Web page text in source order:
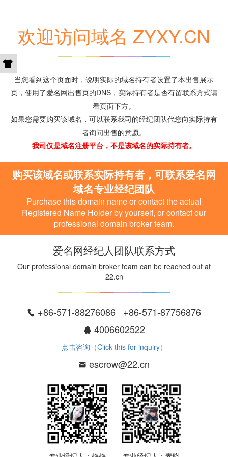
欢迎访问域名 ZYXY.CN
当您看到这个页面时，说明实际的域名持有者设置了本出售展示
页，使用了爱名网出售页的DNS，实际持有者是否有留联系方式请
看页面下方。
如果您需要购买该域名，可以联系我司的经纪团队代您向实际持有
者询问出售的意愿。
我司仅是域名注册平台，不是该域名的实际持有者。
购买该域名或联系实际持有者，可联系爱名网
域名专业经纪团队
Purchase this domain name or contact the actual
Registered Name Holder by yourself, or contact our
professional domain broker team.
爱名网经纪人团队联系方式
Our professional domain broker team can be reached out at
22.cn
+86-571-88276086 +86-571-87756876
4006602522
点击咨询（Click this for inquiry）
escrow@22.cn